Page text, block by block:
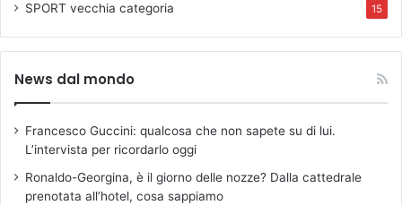
SPORT vecchia categoria 15
News dal mondo
Francesco Guccini: qualcosa che non sapete su di lui.
L’intervista per ricordarlo oggi
Ronaldo-Georgina, è il giorno delle nozze? Dalla cattedrale
prenotata all’hotel, cosa sappiamo